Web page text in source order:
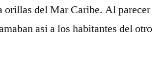
orillas del Mar Caribe. Al parecer
así a los habitantes del otro